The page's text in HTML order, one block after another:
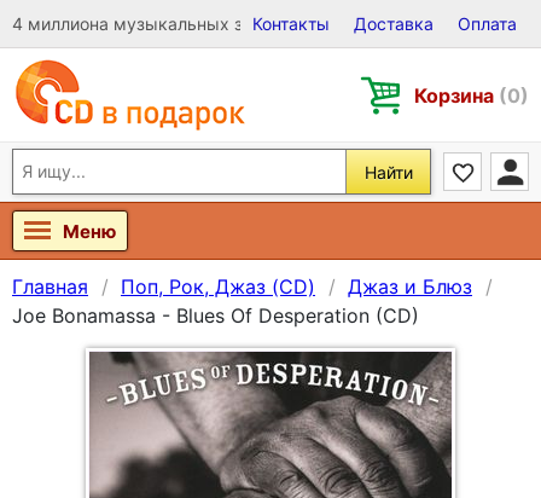
4 миллиона музыкальных записей на Виниле, CD и DVD
Контакты Доставка Оплата
Корзина (0)
Найти
Меню
Главная Поп, Рок, Джаз (CD)
Джаз и Блюз
Joe Bonamassa - Blues Of Desperation (CD)